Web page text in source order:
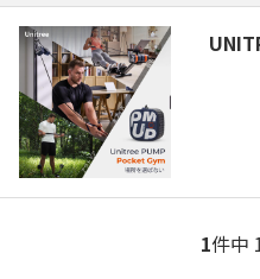
1件中